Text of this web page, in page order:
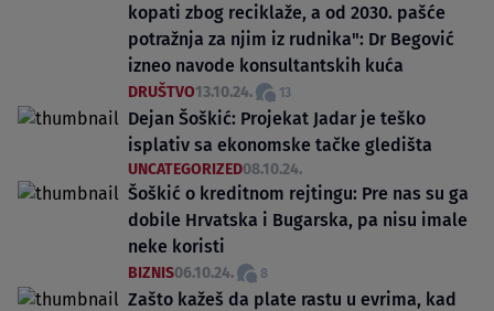
kopati zbog reciklaže, a od 2030. pašće
potražnja za njim iz rudnika": Dr Begović
izneo navode konsultantskih kuća
DRUŠTVO13.10.24. 13
Dejan Šoškić: Projekat Jadar je teško
isplativ sa ekonomske tačke gledišta
UNCATEGORIZED08.10.24.
Šoškić o kreditnom rejtingu: Pre nas su ga
dobile Hrvatska i Bugarska, pa nisu imale
neke koristi
BIZNIS06.10.24. 8
Zašto kažeš da plate rastu u evrima, kad